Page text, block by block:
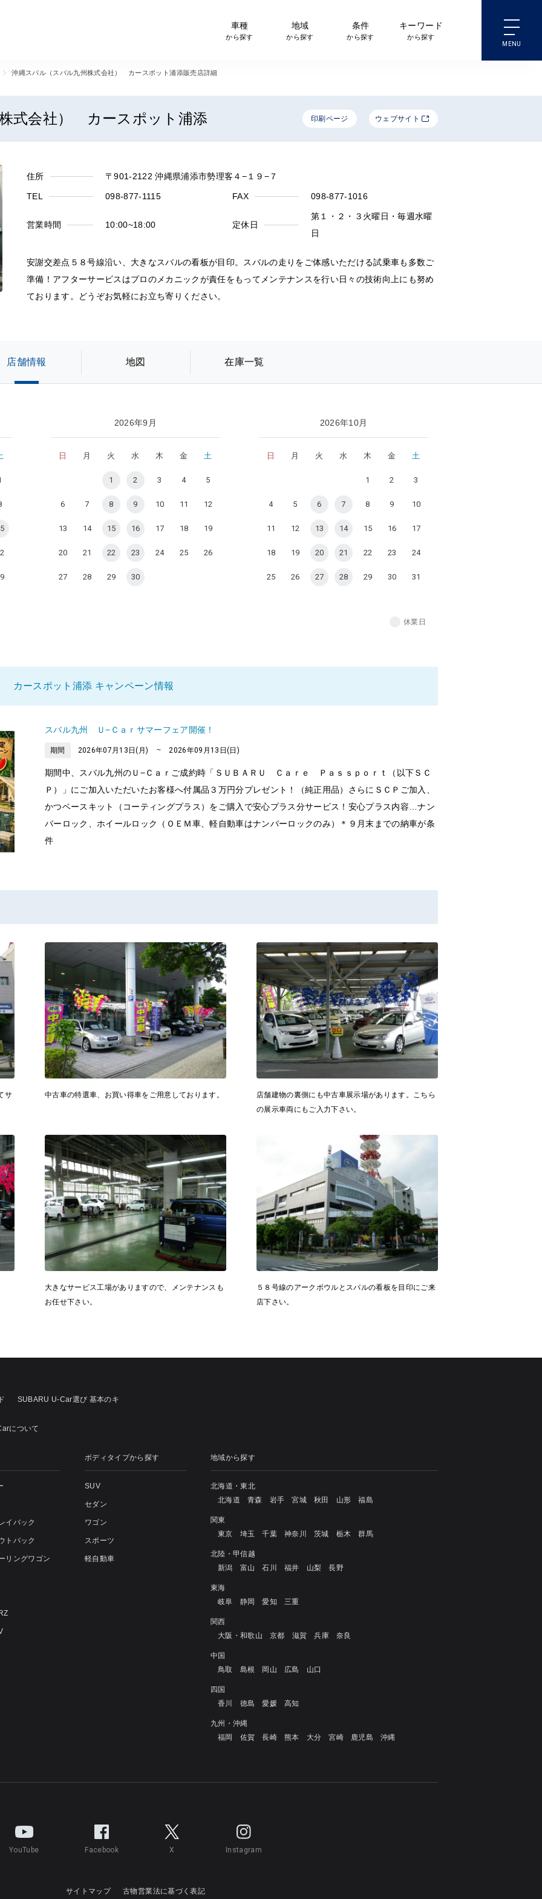
車種
から探す
地域
から探す
条件
から探す
キーワード
から探す
沖縄スバル（スバル九州株式会社） カースポット浦添販売店詳細
式会社） カースポット浦添 印刷ページ ウェブサイト
住所 〒901-2122 沖縄県浦添市勢理客４−１９−７
TEL 098-877-1115 FAX 098-877-1016
営業時間 10:00~18:00 定休日
第１・２・３火曜日・毎週水曜
日
安謝交差点５８号線沿い、大きなスバルの看板が目印。スバルの走りをご体感いただける試乗車も多数ご
準備！アフターサービスはプロのメカニックが責任をもってメンテナンスを行い日々の技術向上にも努め
ております。どうぞお気軽にお立ち寄りください。
店舗情報 地図 在庫一覧
2026年9月
日 月 火 水 木 金 土
1 2 3 4 5
6 7 8 9 10 11 12
13 14 15 16 17 18 19
20 21 22 23 24 25 26
27 28 29 30
2026年10月
日 月 火 水 木 金 土
1 2 3
4 5 6 7 8 9 10
11 12 13 14 15 16 17
18 19 20 21 22 23 24
25 26 27 28 29 30 31
休業日
カースポット浦添 キャンペーン情報
スバル九州 Ｕ−Ｃａｒサマーフェア開催！
期間 2026年07月13日(月) ~ 2026年09月13日(日)
期間中、スバル九州のＵ−Ｃａｒご成約時「ＳＵＢＡＲＵ Ｃａｒｅ Ｐａｓｓｐｏｒｔ（以下ＳＣ
Ｐ）」にご加入いただいたお客様へ付属品３万円分プレゼント！（純正用品）さらにＳＣＰご加入、
かつベースキット（コーティングプラス）をご購入で安心プラス分サービス！安心プラス内容…ナン
バーロック、ホイールロック（ＯＥＭ車、軽自動車はナンバーロックのみ）＊９月末までの納車が条
件
サ 中古車の特選車、お買い得車をご用意しております。
店舗建物の裏側にも中古車展示場があります。こちら
の展示車両にもご入力下さい。
大きなサービス工場がありますので、メンテナンスも
お任せ下さい。
５８号線のアークボウルとスバルの看板を目印にご来
店下さい。
SUBARU U-Car選び 基本のキ
について
イバック
トバック
リングワゴン
ボディタイプから探す
SUV
セダン
ワゴン
スポーツ
軽自動車
地域から探す
北海道・東北
北海道
青森 岩手 宮城 秋田 山形 福島
関東
東京
埼玉 千葉 神奈川 茨城 栃木 群馬
北陸・甲信越
新潟
富山 石川 福井 山梨 長野
東海
岐阜
静岡 愛知 三重
関西
大阪・和歌山
京都 滋賀 兵庫 奈良
中国
鳥取
島根 岡山 広島 山口
四国
香川
徳島 愛媛 高知
九州・沖縄
福岡
佐賀 長崎 熊本 大分 宮崎 鹿児島 沖縄
YouTube Facebook X Instagram
サイトマップ 古物営業法に基づく表記